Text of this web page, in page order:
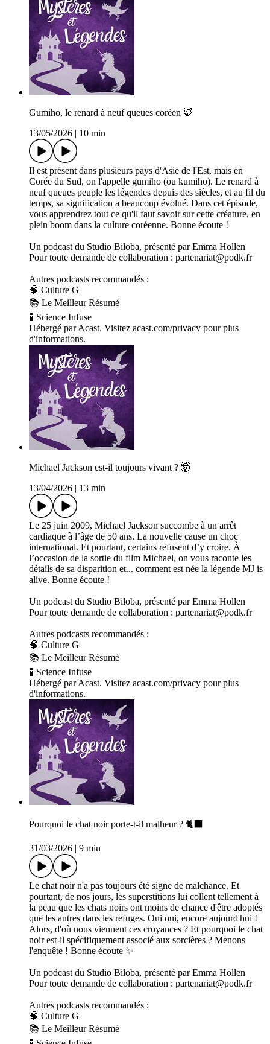
Gumiho, le renard à neuf queues coréen 🦊
13/05/2026
10 min
Il est présent dans plusieurs pays d'Asie de l'Est, mais en
Corée du Sud, on l'appelle gumiho (ou kumiho). Le renard à
neuf queues peuple les légendes depuis des siècles, et au fil du
temps, sa signification a beaucoup évolué. Dans cet épisode,
vous apprendrez tout ce qu'il faut savoir sur cette créature, en
plein boom dans la culture coréenne. Bonne écoute !
Un podcast du Studio Biloba, présenté par Emma Hollen
Pour toute demande de collaboration : partenariat@podk.fr
Autres podcasts recommandés :
🧠 Culture G
📚 Le Meilleur Résumé
🧪 Science Infuse
Hébergé par Acast. Visitez acast.com/privacy pour plus
d'informations.
Michael Jackson est-il toujours vivant ? 🤯
13/04/2026
13 min
Le 25 juin 2009, Michael Jackson succombe à un arrêt
cardiaque à l’âge de 50 ans. La nouvelle cause un choc
international. Et pourtant, certains refusent d’y croire. À
l’occasion de la sortie du film Michael, on vous raconte les
détails de sa disparition et... comment est née la légende MJ is
alive. Bonne écoute !
Un podcast du Studio Biloba, présenté par Emma Hollen
Pour toute demande de collaboration : partenariat@podk.fr
Autres podcasts recommandés :
🧠 Culture G
📚 Le Meilleur Résumé
🧪 Science Infuse
Hébergé par Acast. Visitez acast.com/privacy pour plus
d'informations.
Pourquoi le chat noir porte-t-il malheur ? 🐈‍⬛
31/03/2026 9 min
Le chat noir n'a pas toujours été signe de malchance. Et
pourtant, de nos jours, les superstitions lui collent tellement à
la peau que les chats noirs ont moins de chance d'être adoptés
que les autres dans les refuges. Oui oui, encore aujourd'hui !
Alors, d'où nous viennent ces croyances ? Et pourquoi le chat
noir est-il spécifiquement associé aux sorcières ? Menons
l'enquête ! Bonne écoute ✨
Un podcast du Studio Biloba, présenté par Emma Hollen
Pour toute demande de collaboration : partenariat@podk.fr
Autres podcasts recommandés :
🧠 Culture G
📚 Le Meilleur Résumé